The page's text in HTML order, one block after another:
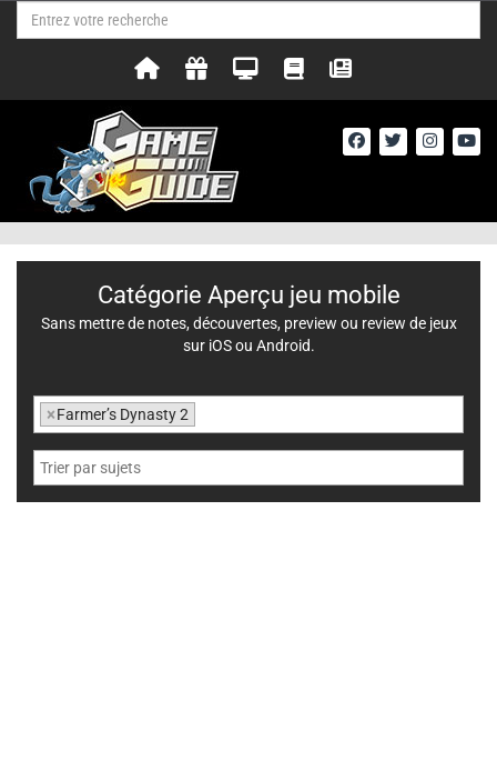
Catégorie Aperçu jeu mobile
Sans mettre de notes, découvertes, preview ou review de jeux
sur iOS ou Android.
×Farmer’s Dynasty 2